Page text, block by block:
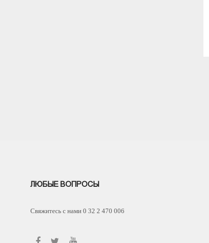
ЛЮБЫЕ ВОПРОСЫ
Свяжитесь с нами 0 32 2 470 006